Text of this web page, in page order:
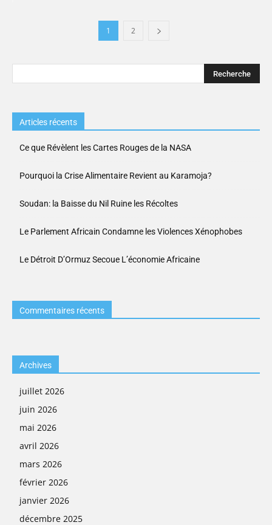
1 2
Articles récents
Ce que Révèlent les Cartes Rouges de la NASA
Pourquoi la Crise Alimentaire Revient au Karamoja?
Soudan: la Baisse du Nil Ruine les Récoltes
Le Parlement Africain Condamne les Violences Xénophobes
Le Détroit D’Ormuz Secoue L’économie Africaine
Commentaires récents
Archives
juillet 2026
juin 2026
mai 2026
avril 2026
mars 2026
février 2026
janvier 2026
décembre 2025